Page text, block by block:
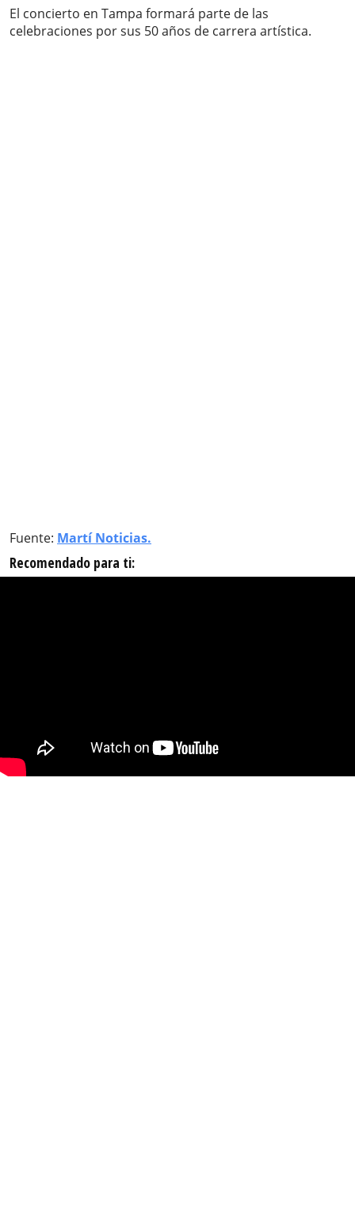
El concierto en Tampa formará parte de las
celebraciones por sus 50 años de carrera artística.
Fuente: Martí Noticias.
Recomendado para ti: